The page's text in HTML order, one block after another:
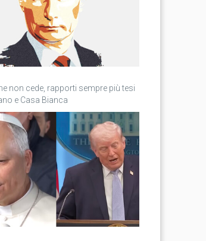
non cede, rapporti sempre più tesi
e Casa Bianca